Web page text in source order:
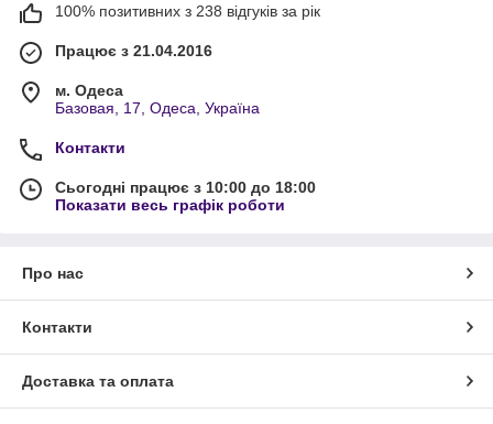
100% позитивних з 238 відгуків за рік
Працює з 21.04.2016
м. Одеса
Базовая, 17, Одеса, Україна
Контакти
Сьогодні працює з 10:00 до 18:00
Показати весь графік роботи
Про нас
Контакти
Доставка та оплата